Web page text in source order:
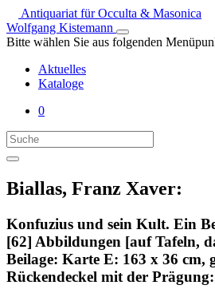
Antiquariat für Occulta & Masonica
Wolfgang Kistemann
Bitte wählen Sie aus folgenden
Aktuelles
Kataloge
0
Biallas, Franz Xaver:
Konfuzius und sein Kult. Ein
[62] Abbildungen [auf Tafeln,
Beilage: Karte E: 163 x 36
Rückendeckel mit der